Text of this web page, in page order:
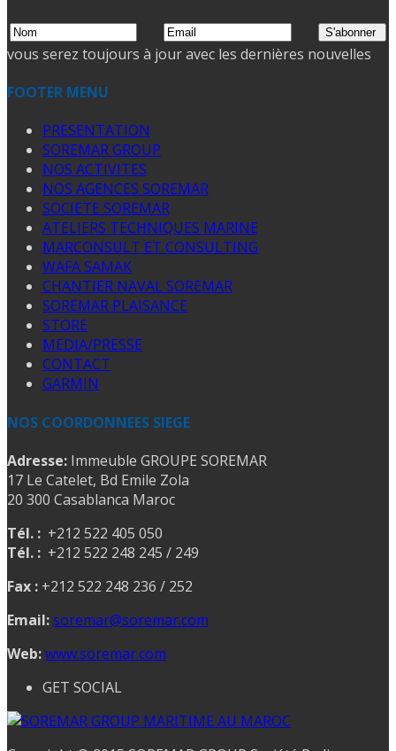
vous serez toujours à jour avec les dernières nouvelles
FOOTER MENU
PRESENTATION
SOREMAR GROUP
NOS ACTIVITES
NOS AGENCES SOREMAR
SOCIETE SOREMAR
ATELIERS TECHNIQUES MARINE
MARCONSULT ET CONSULTING
WAFA SAMAK
CHANTIER NAVAL SOREMAR
SOREMAR PLAISANCE
STORE
MEDIA/PRESSE
CONTACT
GARMIN
NOS COORDONNEES SIEGE
Adresse: Immeuble GROUPE SOREMAR
17 Le Catelet, Bd Emile Zola
20 300 Casablanca Maroc
Tél. : +212 522 405 050
Tél. : +212 522 248 245 / 249
Fax : +212 522 248 236 / 252
Email:soremar@soremar.com
Web:www.soremar.com
GET SOCIAL